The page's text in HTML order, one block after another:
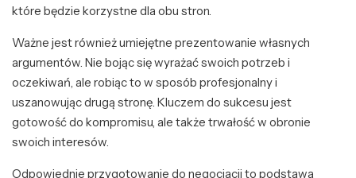
które będzie korzystne dla obu stron.
Ważne jest również umiejętne prezentowanie własnych
argumentów. Nie bojąc się wyrażać swoich potrzeb i
oczekiwań, ale robiąc to w sposób profesjonalny i
uszanowując drugą stronę. Kluczem do sukcesu jest
gotowość do kompromisu, ale także trwałość w obronie
swoich interesów.
Odpowiednie przygotowanie do negocjacji to podstawa